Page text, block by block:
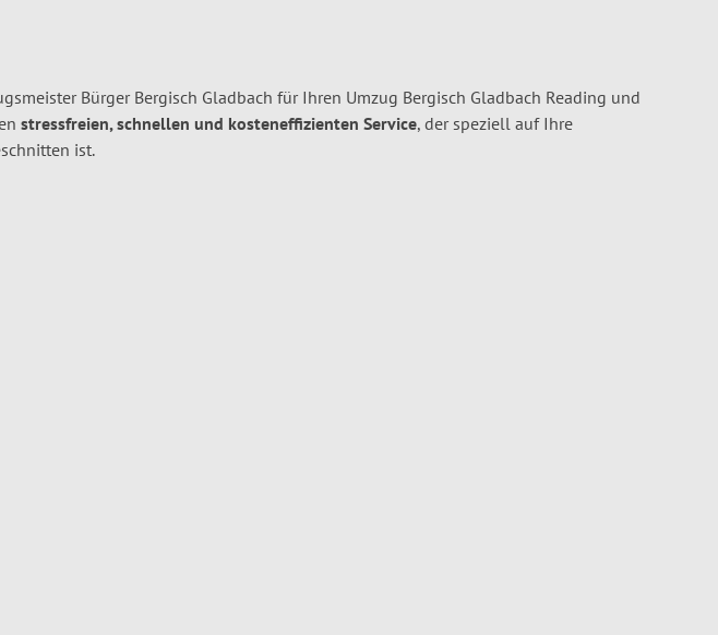
Bürger Bergisch Gladbach für Ihren Umzug Bergisch Gladbach Reading und
stressfreien, schnellen und kosteneffizienten Service, der speziell auf Ihre
ist.